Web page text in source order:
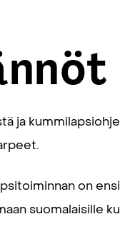
ja
on
suomalaisille